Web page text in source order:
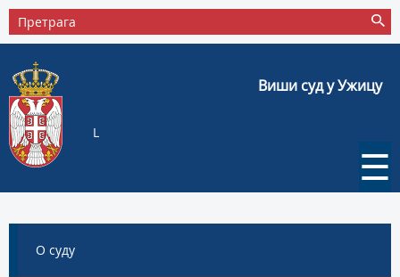
Виши суд у Ужицу
L
☰
О суду